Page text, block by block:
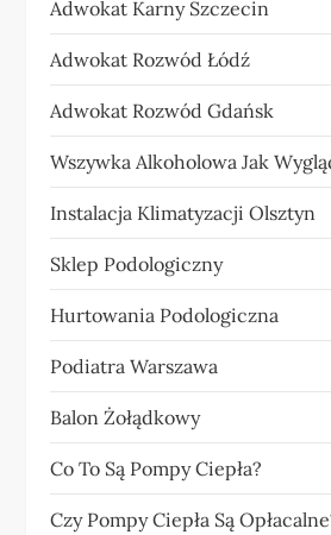
Adwokat Karny Szczecin
Adwokat Rozwód Łódź
Adwokat Rozwód Gdańsk
Wszywka Alkoholowa Jak
Instalacja Klimatyzacji Olsztyn
Sklep Podologiczny
Hurtowania Podologiczna
Podiatra Warszawa
Balon Żołądkowy
Co To Są Pompy Ciepła?
Czy Pompy Ciepła Są